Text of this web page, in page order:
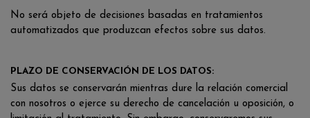
No será objeto de decisiones basadas en tratamientos
automatizados que produzcan efectos sobre sus datos.
PLAZO DE CONSERVACIÓN DE LOS DATOS:
Sus datos se conservarán mientras dure la relación comercial
con nosotros o ejerce su derecho de cancelación u oposición, o